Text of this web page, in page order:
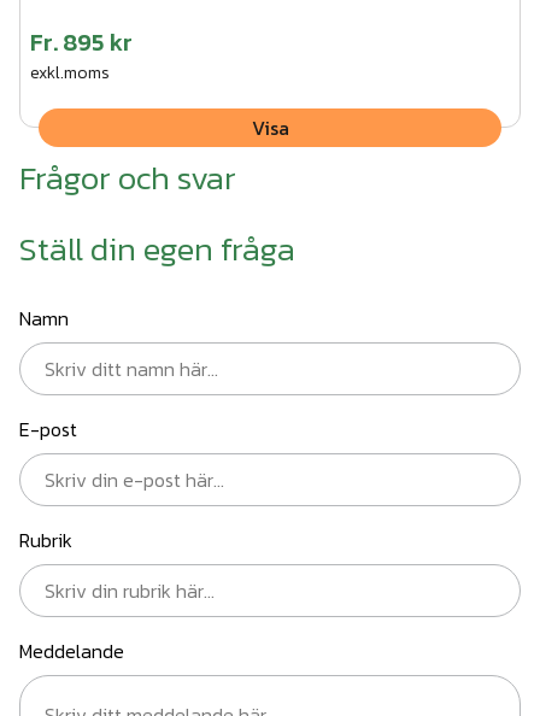
Fr.895 kr
exkl.moms
Visa
Frågor och svar
Ställ din egen fråga
Namn
E-post
Rubrik
Meddelande